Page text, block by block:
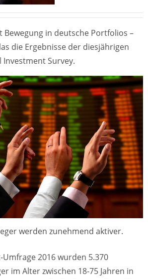
Bewegung in deutsche Portfolios –
die Ergebnisse der diesjährigen
Investment Survey.
werden zunehmend aktiver.
2016 wurden 5.370
im Alter zwischen 18-75 Jahren in